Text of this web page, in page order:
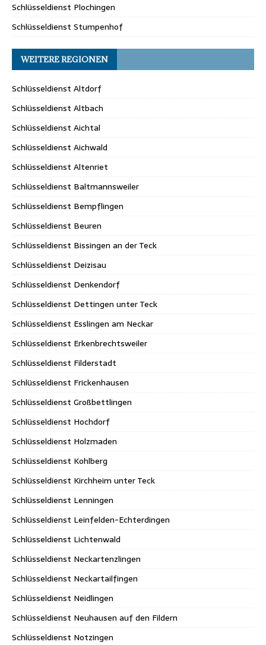
Schlüsseldienst Plochingen
Schlüsseldienst Stumpenhof
WEITERE REGIONEN
Schlüsseldienst Altdorf
Schlüsseldienst Altbach
Schlüsseldienst Aichtal
Schlüsseldienst Aichwald
Schlüsseldienst Altenriet
Schlüsseldienst Baltmannsweiler
Schlüsseldienst Bempflingen
Schlüsseldienst Beuren
Schlüsseldienst Bissingen an der Teck
Schlüsseldienst Deizisau
Schlüsseldienst Denkendorf
Schlüsseldienst Dettingen unter Teck
Schlüsseldienst Esslingen am Neckar
Schlüsseldienst Erkenbrechtsweiler
Schlüsseldienst Filderstadt
Schlüsseldienst Frickenhausen
Schlüsseldienst Großbettlingen
Schlüsseldienst Hochdorf
Schlüsseldienst Holzmaden
Schlüsseldienst Kohlberg
Schlüsseldienst Kirchheim unter Teck
Schlüsseldienst Lenningen
Schlüsseldienst Leinfelden-Echterdingen
Schlüsseldienst Lichtenwald
Schlüsseldienst Neckartenzlingen
Schlüsseldienst Neckartailfingen
Schlüsseldienst Neidlingen
Schlüsseldienst Neuhausen auf den Fildern
Schlüsseldienst Notzingen